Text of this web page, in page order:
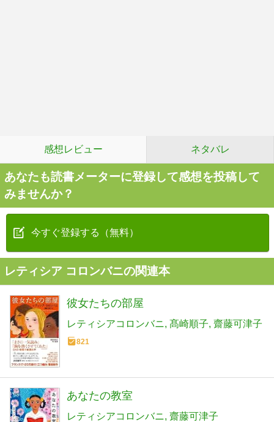
感想レビュー ネタバレ
あなたも読書メーターに登録して感想を投稿して
みませんか？
今すぐ登録する（無料）
レティシア コロンバニの関連本
彼女たちの部屋
レティシアコロンバニ 髙崎順子 齋藤可津子
821
あなたの教室
レティシアコロンバニ 齋藤可津子